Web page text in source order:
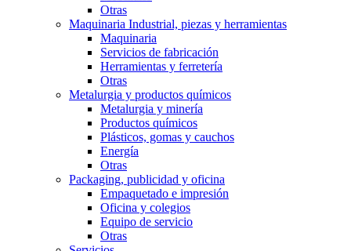
Otras
Maquinaria Industrial, piezas y herramientas
Maquinaria
Servicios de fabricación
Herramientas y ferretería
Otras
Metalurgia y productos quí­micos
Metalurgia y minería
Productos químicos
Plásticos, gomas y cauchos
Energía
Otras
Packaging, publicidad y oficina
Empaquetado e impresión
Oficina y colegios
Equipo de servicio
Otras